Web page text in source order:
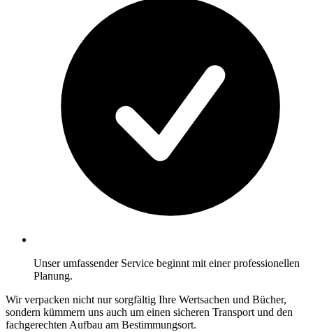
Unser umfassender Service beginnt mit einer professionellen
Planung.
Wir verpacken nicht nur sorgfältig Ihre Wertsachen und Bücher,
sondern kümmern uns auch um einen sicheren Transport und den
fachgerechten Aufbau am Bestimmungsort.